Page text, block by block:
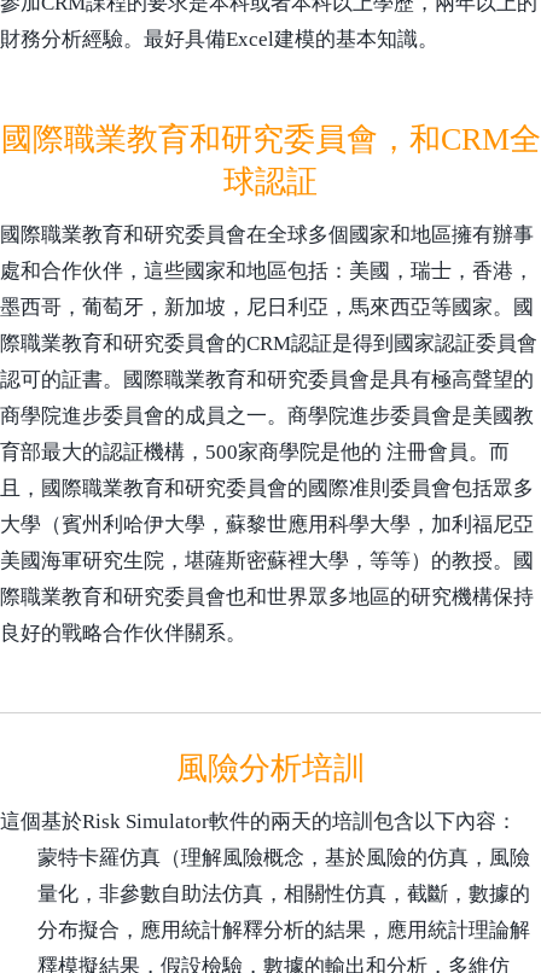
財務分析經驗。最好具備Excel建模的基本知識。
國際職業教育和研究委員會，和CRM全
球認証
國際職業教育和研究委員會在全球多個國家和地區擁有辦事
處和合作伙伴，這些國家和地區包括：美國，瑞士，香港，
墨西哥，葡萄牙，新加坡，尼日利亞，馬來西亞等國家。國
際職業教育和研究委員會的CRM認証是得到國家認証委員會
認可的証書。國際職業教育和研究委員會是具有極高聲望的
商學院進步委員會的成員之一。商學院進步委員會是美國教
育部最大的認証機構，500家商學院是他的 注冊會員。而
且，國際職業教育和研究委員會的國際准則委員會包括眾多
大學（賓州利哈伊大學，蘇黎世應用科學大學，加利福尼亞
美國海軍研究生院，堪薩斯密蘇裡大學，等等）的教授。國
際職業教育和研究委員會也和世界眾多地區的研究機構保持
良好的戰略合作伙伴關系。
風險分析培訓
這個基於Risk Simulator軟件的兩天的培訓包含以下內容：
蒙特卡羅仿真 （理解風險概念，基於風險的仿真，風險
量化，非參數自助法仿真，相關性仿真，截斷，數據的
分布擬合，應用統計解釋分析的結果，應用統計理論解
釋模擬結果，假設檢驗，數據的輸出和分析，多維仿